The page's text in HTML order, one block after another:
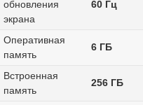
обновления
экрана
60 Гц
Оперативная
память
6 ГБ
Встроенная
память
256 ГБ